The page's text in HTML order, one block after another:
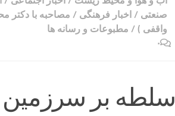
صنعتی / اخبار فرهنگی / مصاحبه با دکتر
واقفی ) / مطبوعات و رسانه ها
۰
سلطه بر سرزمین